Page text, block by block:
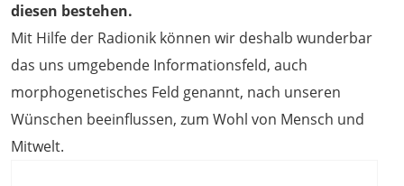
diesen bestehen.
Mit Hilfe der Radionik können wir deshalb wunderbar
das uns umgebende Informationsfeld, auch
morphogenetisches Feld genannt, nach unseren
Wünschen beeinflussen, zum Wohl von Mensch und
Mitwelt.